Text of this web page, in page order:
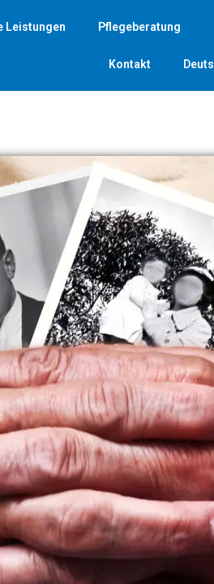
Leistungen Pflegeberatung
Kontakt